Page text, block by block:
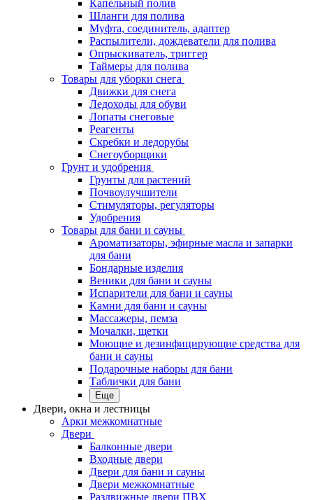
Капельный полив
Шланги для полива
Муфта, соединитель, адаптер
Распылители, дождеватели для полива
Опрыскиватель, триггер
Таймеры для полива
Товары для уборки снега
Движки для снега
Ледоходы для обуви
Лопаты снеговые
Реагенты
Скребки и ледорубы
Снегоуборщики
Грунт и удобрения
Грунты для растений
Почвоулучшители
Стимуляторы, регуляторы
Удобрения
Товары для бани и сауны
Ароматизаторы, эфирные масла и запарки
для бани
Бондарные изделия
Веники для бани и сауны
Испарители для бани и сауны
Камни для бани и сауны
Массажеры, пемза
Мочалки, щетки
Моющие и дезинфицирующие средства для
бани и сауны
Подарочные наборы для бани
Таблички для бани
Еще
Двери, окна и лестницы
Арки межкомнатные
Двери
Балконные двери
Входные двери
Двери для бани и сауны
Двери межкомнатные
Раздвижные двери ПВХ